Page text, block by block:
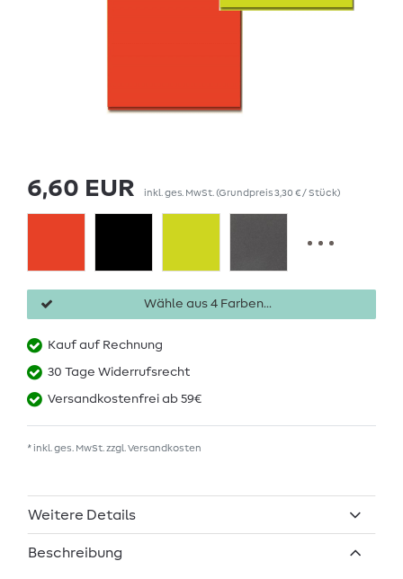
6,60 EUR inkl. ges. MwSt.(Grundpreis3,30 € / Stück)
Wähle aus 4 Farben...
Kauf auf Rechnung
30 Tage Widerrufsrecht
Versandkostenfrei ab 59€
* inkl. ges. MwSt. zzgl.Versandkosten
Weitere Details
Beschreibung